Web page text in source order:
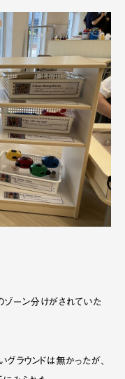
ーン分けがされていた
ラウンドは無かったが、